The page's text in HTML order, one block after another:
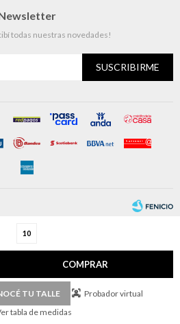
10
COMPRAR
TU TALLE
Probador virtual
tabla de medidas
todas nuestras novedades!
SUSCRIBIRME
Fenicio